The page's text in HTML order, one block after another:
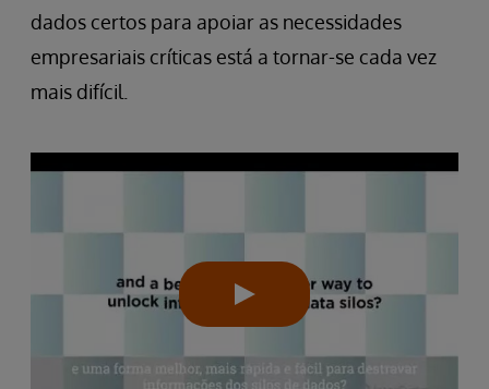
dados certos para apoiar as necessidades
empresariais críticas está a tornar-se cada vez
mais difícil.